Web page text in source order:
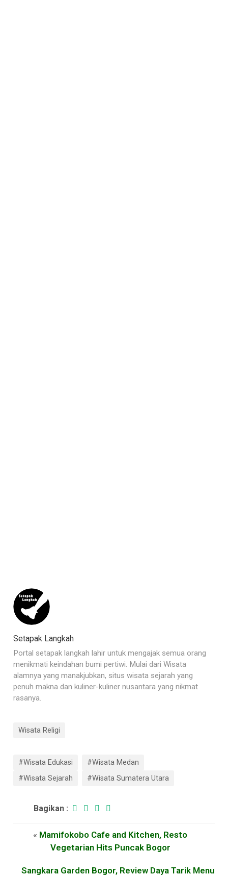
Setapak Langkah
Portal setapak langkah lahir untuk mengajak semua orang
menikmati keindahan bumi pertiwi. Mulai dari Wisata
alamnya yang manakjubkan, situs wisata sejarah yang
penuh makna dan kuliner-kuliner nusantara yang nikmat
rasanya.
Wisata Religi
#Wisata Edukasi
#Wisata Medan
#Wisata Sejarah
#Wisata Sumatera Utara
Bagikan :
« Mamifokobo Cafe and Kitchen, Resto
Vegetarian Hits Puncak Bogor
Sangkara Garden Bogor, Review Daya Tarik Menu